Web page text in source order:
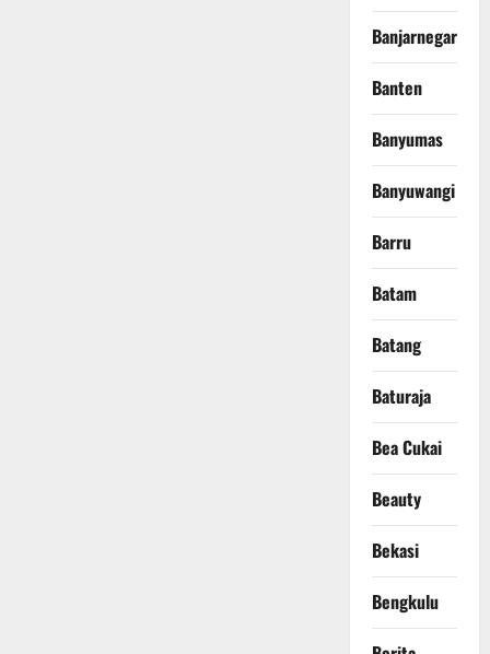
Banjarnegara
Banten
Banyumas
Banyuwangi
Barru
Batam
Batang
Baturaja
Bea Cukai
Beauty
Bekasi
Bengkulu